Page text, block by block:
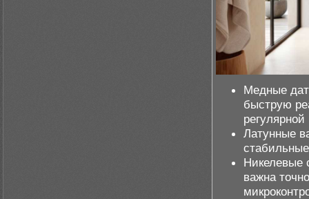
Медные
быструю
Латунные
Никелевые
важна